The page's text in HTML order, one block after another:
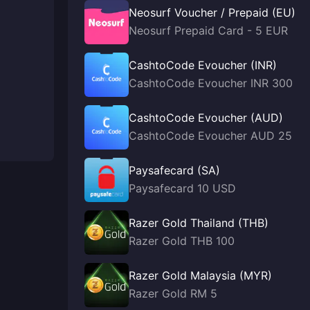
Neosurf Voucher / Prepaid (EU)
Neosurf Prepaid Card - 5 EUR
CashtoCode Evoucher (INR)
CashtoCode Evoucher INR 300
CashtoCode Evoucher (AUD)
CashtoCode Evoucher AUD 25
Paysafecard (SA)
Paysafecard 10 USD
Razer Gold Thailand (THB)
Razer Gold THB 100
Razer Gold Malaysia (MYR)
Razer Gold RM 5